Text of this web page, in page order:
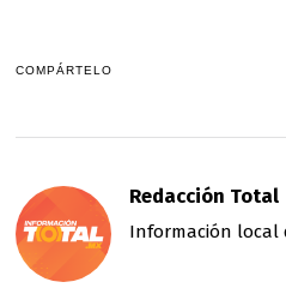
COMPÁRTELO
Redacción Total
Información local